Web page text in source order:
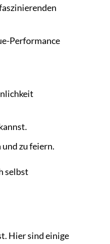
Performance
zu feiern.
selbst
Hier sind einige